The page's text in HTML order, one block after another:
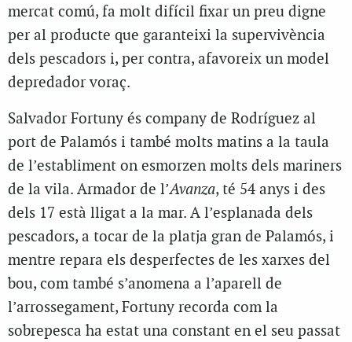
mercat comú, fa molt difícil fixar un preu digne
per al producte que garanteixi la supervivència
dels pescadors i, per contra, afavoreix un model
depredador voraç.
Salvador Fortuny és company de Rodríguez al
port de Palamós i també molts matins a la taula
de l’establiment on esmorzen molts dels mariners
de la vila. Armador de l’Avanza, té 54 anys i des
dels 17 està lligat a la mar. A l’esplanada dels
pescadors, a tocar de la platja gran de Palamós, i
mentre repara els desperfectes de les xarxes del
bou, com també s’anomena a l’aparell de
l’arrossegament, Fortuny recorda com la
sobrepesca ha estat una constant en el seu passat